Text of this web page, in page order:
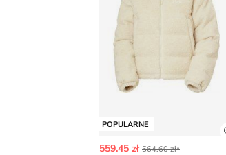
POPULARNE
559.45 zł 564.60 zł*